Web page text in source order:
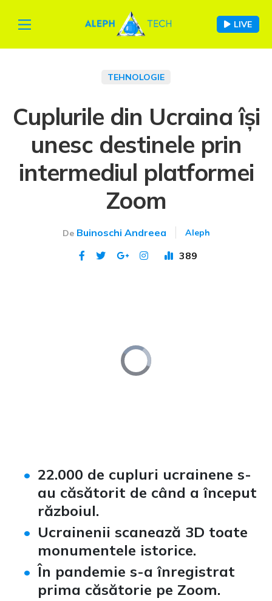
LIVE
TEHNOLOGIE
Cuplurile din Ucraina își
unesc destinele prin
intermediul platformei
Zoom
De Buinoschi Andreea Aleph
389
Video
Player
is
loading.
22.000 de cupluri ucrainene s-
au căsătorit de când a început
războiul.
Ucrainenii scanează 3D toate
monumentele istorice.
În pandemie s-a înregistrat
prima căsătorie pe Zoom.